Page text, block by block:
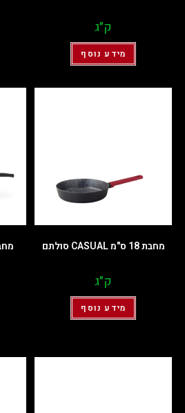
ק״ג
מידע נוסף
מחבת 18 ס"מ CASUAL סולתם
ק״ג
מידע נוסף